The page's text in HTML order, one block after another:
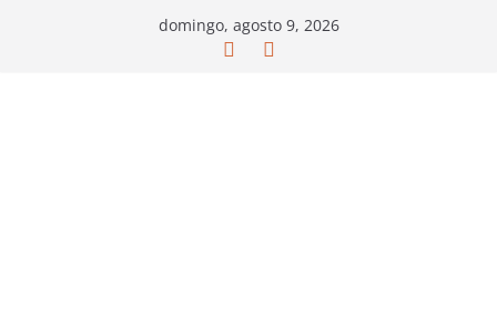
domingo, agosto 9, 2026